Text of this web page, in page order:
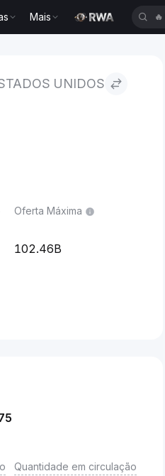
Mais 🔥
UNIDOS
Oferta Máxima
102.46B
Quantidade em circulação